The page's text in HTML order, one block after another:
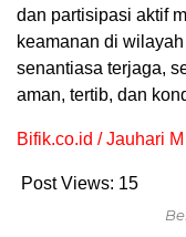
dan partisipasi aktif
keamanan di
senantiasa terjaga,
aman, tertib, dan
Bifik.co.id / Jauhari
Post Views: 15